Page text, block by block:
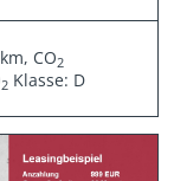
CO2
2 Klasse: D